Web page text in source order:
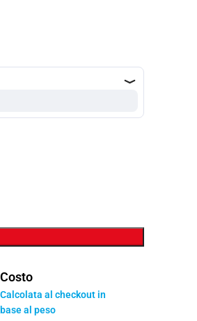
Costo
Calcolata al checkout in
base al peso